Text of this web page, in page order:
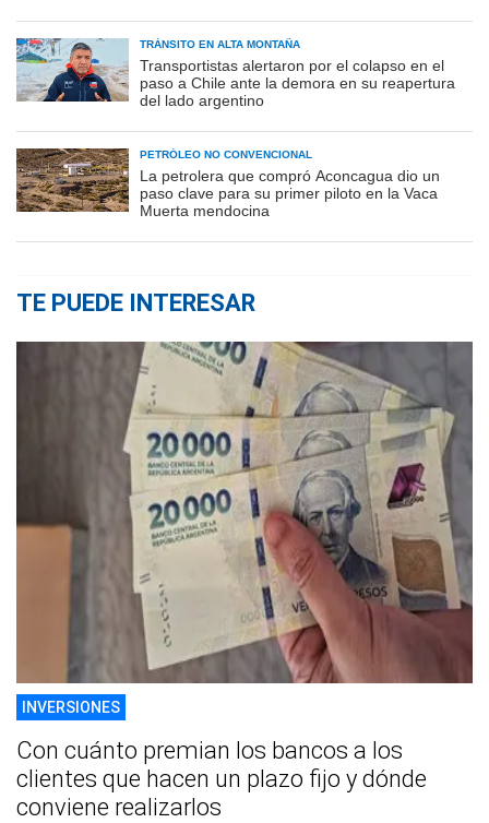
TRÁNSITO EN ALTA MONTAÑA
Transportistas alertaron por el colapso en el
paso a Chile ante la demora en su reapertura
del lado argentino
PETRÓLEO NO CONVENCIONAL
La petrolera que compró Aconcagua dio un
paso clave para su primer piloto en la Vaca
Muerta mendocina
TE PUEDE INTERESAR
INVERSIONES
Con cuánto premian los bancos a los
clientes que hacen un plazo fijo y dónde
conviene realizarlos